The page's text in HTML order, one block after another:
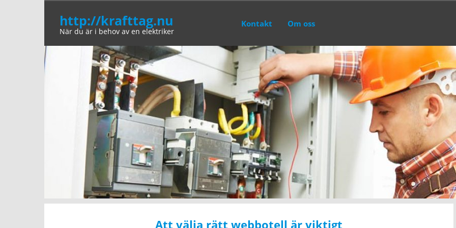
content
http://krafttag.nu
När du är i behov av en elektriker
Kontakt Om oss
Att välja rätt webbotell är viktigt